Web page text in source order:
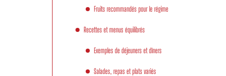
Fruits recommandés pour le régime
Recettes et menus équilibrés
Exemples de déjeuners et dîners
Salades, repas et plats variés